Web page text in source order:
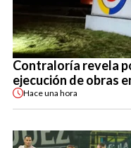
Contraloría revela
ejecución de obras
Haceuna hora